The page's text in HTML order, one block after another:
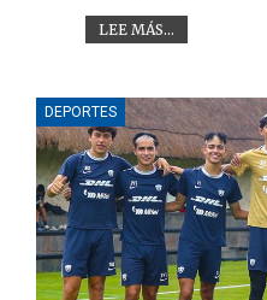
LEE MÁS...
DEPORTES